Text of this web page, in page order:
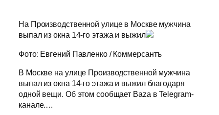
На Производственной улице в Москве мужчина
выпал из окна 14-го этажа и выжил
Фото: Евгений Павленко / Коммерсантъ
В Москве на улице Производственной мужчина
выпал из окна 14-го этажа и выжил благодаря
одной вещи. Об этом сообщает Baza в Telegram-
канале.…